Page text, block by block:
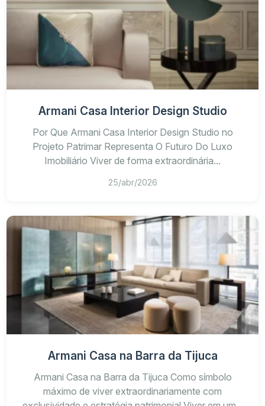
Armani Casa Interior Design Studio
Por Que Armani Casa Interior Design Studio no
Projeto Patrimar Representa O Futuro Do Luxo
Imobiliário Viver de forma extraordinária...
25/abr/2026
Armani Casa na Barra da Tijuca
Armani Casa na Barra da Tijuca Como símbolo
máximo de viver extraordinariamente com